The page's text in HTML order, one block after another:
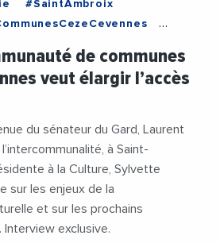
#SaintAmbroix
#OlivierMartin
#Tourisme #Videos
de communes
veut élargir l’accès
du sénateur du Gard, Laurent
à Saint-
à la Culture, Sylvette
sur les enjeux de la
et sur les prochains
Interview exclusive.